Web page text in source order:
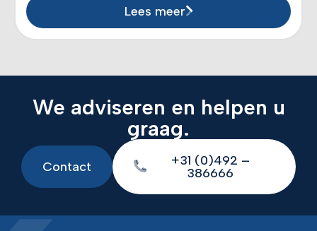
Lees meer
We adviseren en helpen u
graag.
Contact
+31 (0)492 –
386666